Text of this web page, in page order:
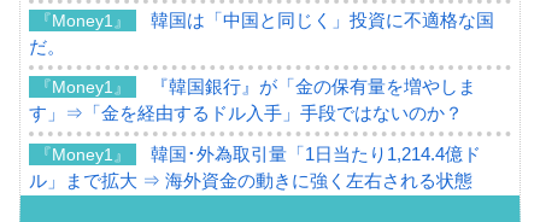
『Money1』
韓国は「中国と同じく」投資に不適格な国
だ。
『Money1』
『韓国銀行』が「金の保有量を増やしま
す」⇒「金を経由するドル入手」手段ではないのか？
『Money1』
韓国･外為取引量「1日当たり1,214.4億ド
ル」まで拡大 ⇒ 海外資金の動きに強く左右される状態